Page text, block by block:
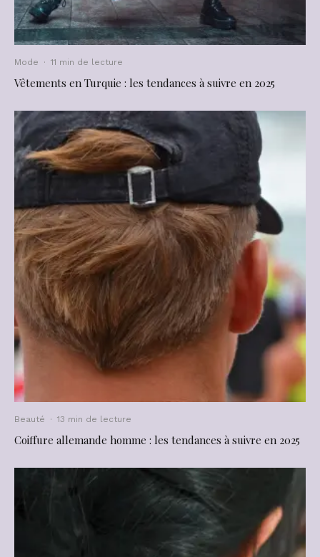
Mode · 11 min de lecture
Vêtements en Turquie : les tendances à suivre en 2025
Beauté · 13 min de lecture
Coiffure allemande homme : les tendances à suivre en 2025